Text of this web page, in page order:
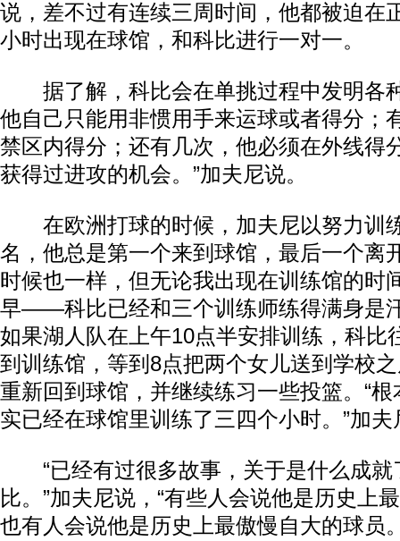
说，差不过有连续三周时间，他都被迫在
小时出现在球馆，和科比进行一对一。
据了解，科比会在单挑过程中发明各
他自己只能用非惯用手来运球或者得分；
禁区内得分；还有几次，他必须在外线得
获得过进攻的机会。”加夫尼说。
在欧洲打球的时候，加夫尼以努力训
名，他总是第一个来到球馆，最后一个离
时候也一样，但无论我出现在训练馆的时
早——科比已经和三个训练师练得满身是
如果湖人队在上午10点半安排训练，科比
到训练馆，等到8点把两个女儿送到学校
重新回到球馆，并继续练习一些投篮。“
实已经在球馆里训练了三四个小时。”加夫
“已经有过很多故事，关于是什么成就
比。”加夫尼说，“有些人会说他是历史上
也有人会说他是历史上最傲慢自大的球员